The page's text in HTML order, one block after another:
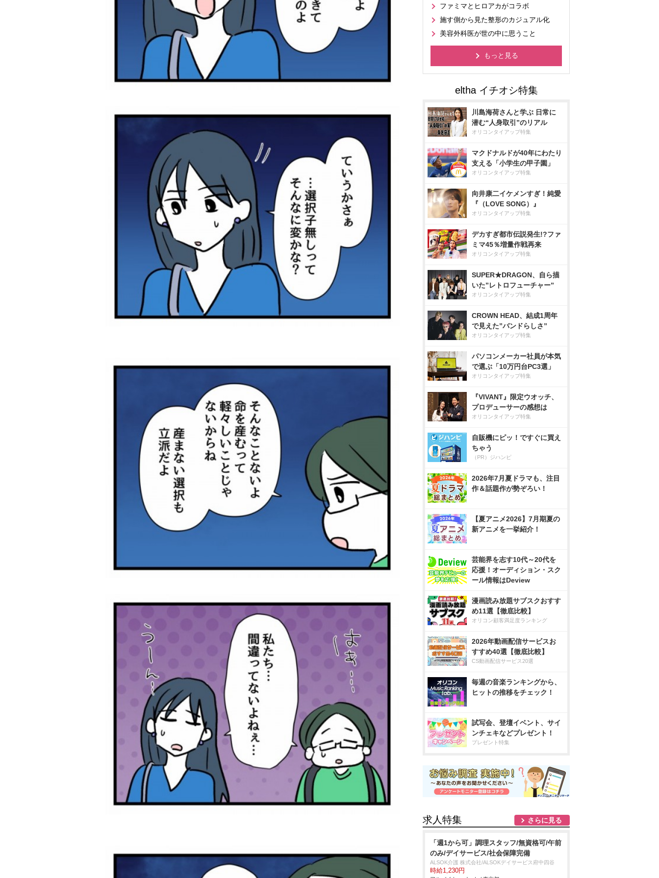
ファミマとヒロアカがコラボ
施す側から見た整形のカジュアル化
美容外科医が世の中に思うこと
もっと見る
川島海荷さんと学ぶ 日常に
潜む“人身取引”のリアル
オリコンタイアップ特集
マクドナルドが40年にわたり
支える「小学生の甲子園」
オリコンタイアップ特集
向井康二イケメンすぎ！純愛
『（LOVE SONG）』
オリコンタイアップ特集
デカすぎ都市伝説発生!?ファ
ミマ45％増量作戦再来
オリコンタイアップ特集
SUPER★DRAGON、自ら描
いた”レトロフューチャー”
オリコンタイアップ特集
CROWN HEAD、結成1周年
で見えた”バンドらしさ”
オリコンタイアップ特集
パソコンメーカー社員が本気
で選ぶ「10万円台PC3選」
オリコンタイアップ特集
『VIVANT』限定ウオッチ、
プロデューサーの感想は
オリコンタイアップ特集
自販機にピッ！ですぐに買え
ちゃう
（PR）ジハンピ
2026年7月夏ドラマも、注目
作＆話題作が勢ぞろい！
【夏アニメ2026】7月期夏の
新アニメを一挙紹介！
芸能界を志す10代～20代を
応援！オーディション・スク
ール情報はDeview
漫画読み放題サブスクおすす
め11選【徹底比較】
オリコン顧客満足度ランキング
2026年動画配信サービスお
すすめ40選【徹底比較】
CS動画配信サービス20選
毎週の音楽ランキングから、
ヒットの推移をチェック！
試写会、登壇イベント、サイ
ンチェキなどプレゼント！
プレゼント特集
求人特集 さらに見る
「週1から可」調理スタッフ/無資格可/午前
のみ/デイサービス/社会保障完備
ALSOK介護 株式会社/ALSOKデイサービス府中四谷
時給1,230円